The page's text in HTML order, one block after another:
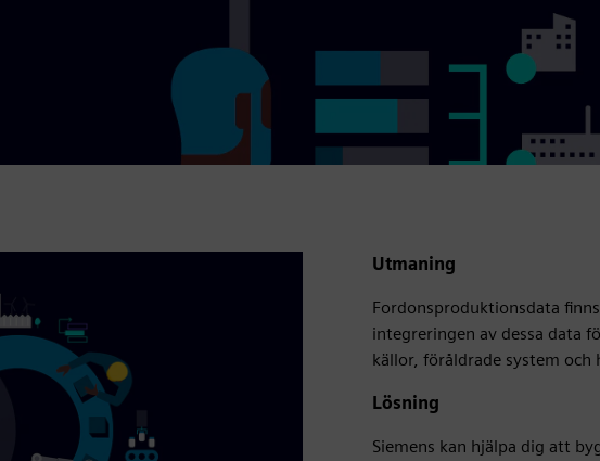
Utmaning
Fordonsproduktionsdata
integreringen av dessa data
källor, föråldrade system och
Lösning
Siemens kan hjälpa dig att